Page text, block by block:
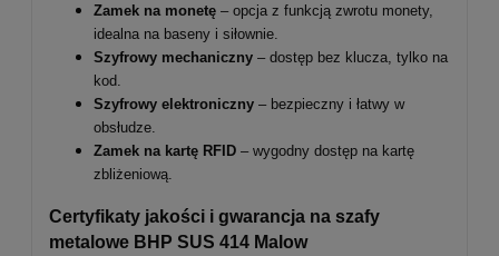
Zamek na monetę – opcja z funkcją zwrotu monety,
idealna na baseny i siłownie.
Szyfrowy mechaniczny – dostęp bez klucza, tylko na
kod.
Szyfrowy elektroniczny – bezpieczny i łatwy w
obsłudze.
Zamek na kartę RFID – wygodny dostęp na kartę
zbliżeniową.
Certyfikaty jakości i gwarancja na szafy
metalowe BHP SUS 414 Malow